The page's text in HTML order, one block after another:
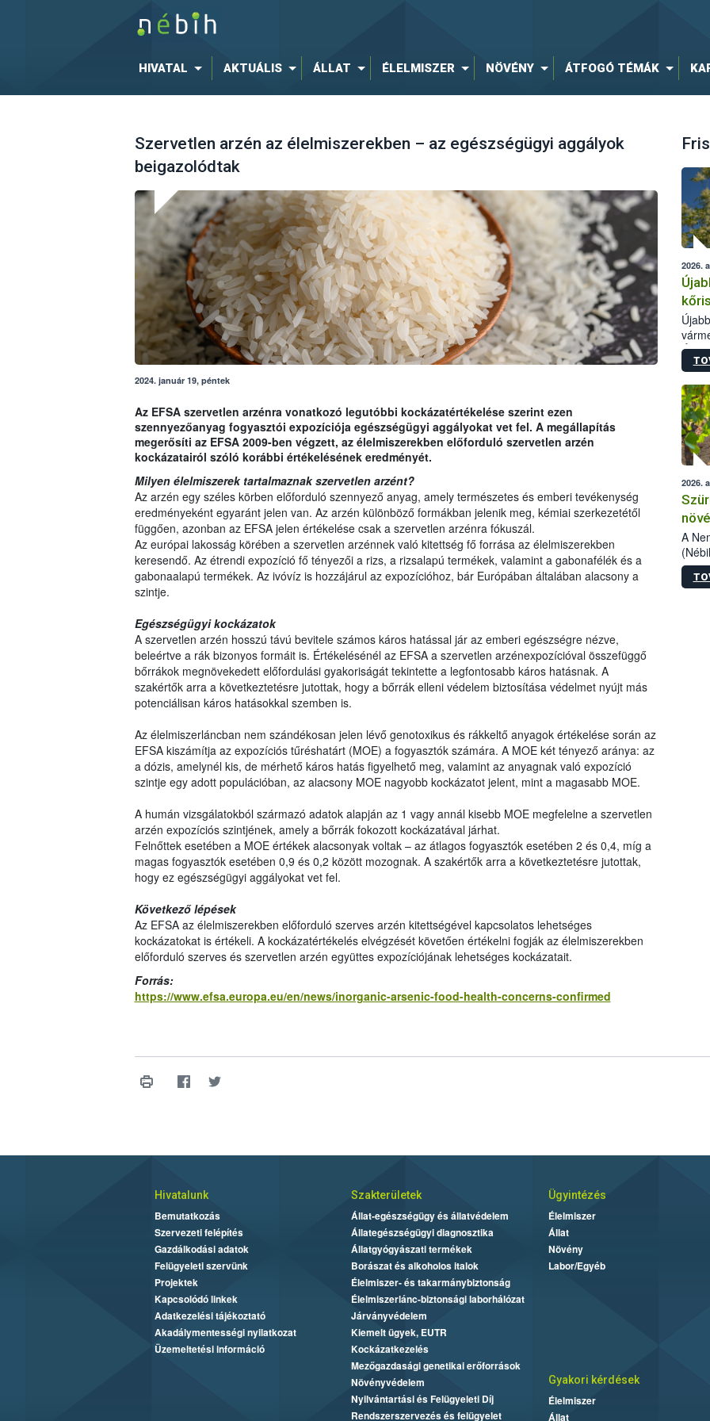
HIVATAL AKTUÁLIS ÁLLAT ÉLELMISZER NÖVÉNY ÁTFOGÓ TÉMÁK
Szervetlen arzén az élelmiszerekben – az egészségügyi aggályok
beigazolódtak
2024. január 19, péntek
Az EFSA szervetlen arzénra vonatkozó legutóbbi kockázatértékelése szerint ezen
szennyezőanyag fogyasztói expozíciója egészségügyi aggályokat vet fel. A megállapítás
megerősíti az EFSA 2009-ben végzett, az élelmiszerekben előforduló szervetlen arzén
kockázatairól szóló korábbi értékelésének eredményét.
Milyen élelmiszerek tartalmaznak szervetlen arzént?
Az arzén egy széles körben előforduló szennyező anyag, amely természetes és emberi tevékenység
eredményeként egyaránt jelen van. Az arzén különböző formákban jelenik meg, kémiai szerkezetétől
függően, azonban az EFSA jelen értékelése csak a szervetlen arzénra fókuszál.
Az európai lakosság körében a szervetlen arzénnek való kitettség fő forrása az élelmiszerekben
keresendő. Az étrendi expozíció fő tényezői a rizs, a rizsalapú termékek, valamint a gabonafélék és a
gabonaalapú termékek. Az ivóvíz is hozzájárul az expozícióhoz, bár Európában általában alacsony a
szintje.
Egészségügyi kockázatok
A szervetlen arzén hosszú távú bevitele számos káros hatással jár az emberi egészségre nézve,
beleértve a rák bizonyos formáit is. Értékelésénél az EFSA a szervetlen arzénexpozícióval összefüggő
bőrrákok megnövekedett előfordulási gyakoriságát tekintette a legfontosabb káros hatásnak. A
szakértők arra a következtetésre jutottak, hogy a bőrrák elleni védelem biztosítása védelmet nyújt más
potenciálisan káros hatásokkal szemben is.
Az élelmiszerláncban nem szándékosan jelen lévő genotoxikus és rákkeltő anyagok értékelése során az
EFSA kiszámítja az expozíciós tűréshatárt (MOE) a fogyasztók számára. A MOE két tényező aránya: az
a dózis, amelynél kis, de mérhető káros hatás figyelhető meg, valamint az anyagnak való expozíció
szintje egy adott populációban, az alacsony MOE nagyobb kockázatot jelent, mint a magasabb MOE.
A humán vizsgálatokból származó adatok alapján az 1 vagy annál kisebb MOE megfelelne a szervetlen
arzén expozíciós szintjének, amely a bőrrák fokozott kockázatával járhat.
Felnőttek esetében a MOE értékek alacsonyak voltak – az átlagos fogyasztók esetében 2 és 0,4, míg a
magas fogyasztók esetében 0,9 és 0,2 között mozognak. A szakértők arra a következtetésre jutottak,
hogy ez egészségügyi aggályokat vet fel.
Következő lépések
Az EFSA az élelmiszerekben előforduló szerves arzén kitettségével kapcsolatos lehetséges
kockázatokat is értékeli. A kockázatértékelés elvégzését követően értékelni fogják az élelmiszerekben
előforduló szerves és szervetlen arzén együttes expozíciójának lehetséges kockázatait.
Forrás:
https://www.efsa.europa.eu/en/news/inorganic-arsenic-food-health-concerns-confirmed
2026.
2026.
A
Hivatalunk
Bemutatkozás
Szervezeti felépítés
Gazdálkodási adatok
Felügyeleti szervünk
Projektek
Kapcsolódó linkek
Adatkezelési tájékoztató
Akadálymentességi nyilatkozat
Üzemeltetési információ
Szakterületek
Állat-egészségügy és állatvédelem
Állategészségügyi diagnosztika
Állatgyógyászati termékek
Borászat és alkoholos italok
Élelmiszer- és takarmánybiztonság
Élelmiszerlánc-biztonsági laborhálózat
Járványvédelem
Kiemelt ügyek, EUTR
Kockázatkezelés
Mezőgazdasági genetikai erőforrások
Növényvédelem
Nyilvántartási és Felügyeleti Díj
Rendszerszervezés és felügyelet
Ügyintézés
Élelmiszer
Állat
Növény
Labor/Egyéb
Gyakori kérdések
Élelmiszer
Állat